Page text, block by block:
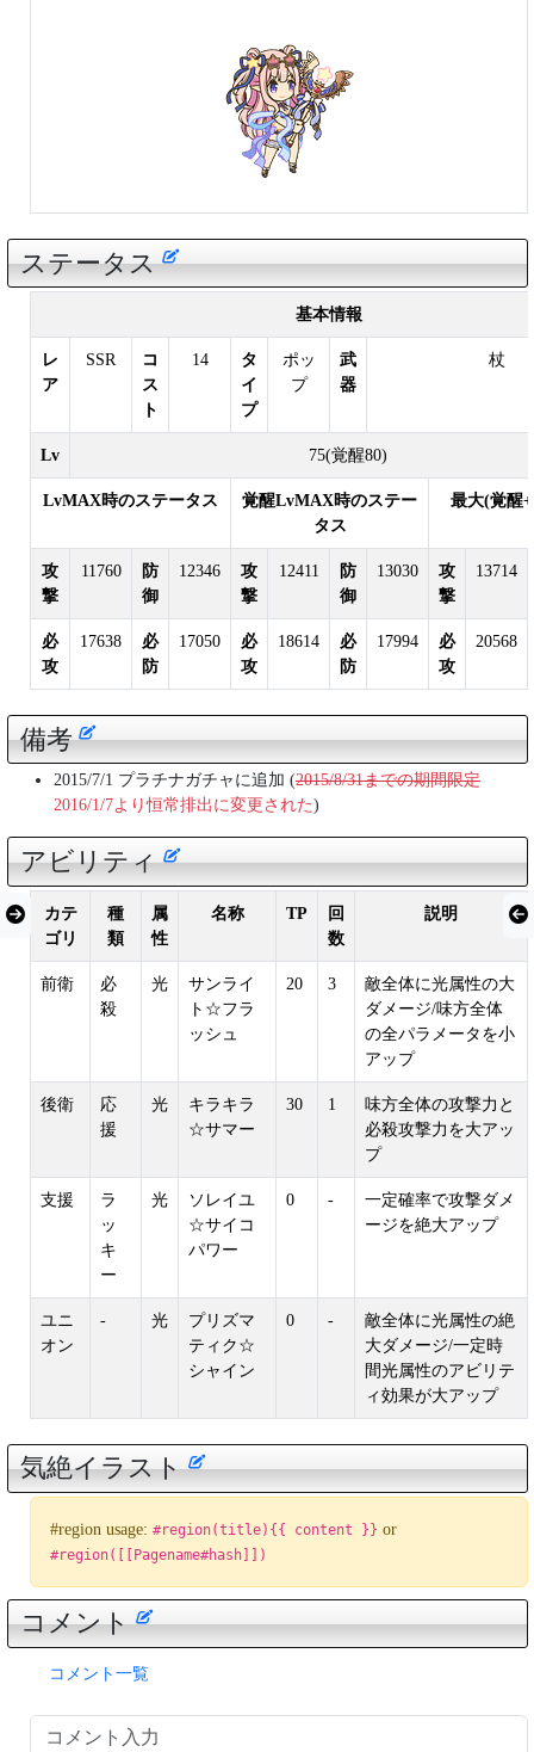
ステータス
基本情報
レ
ア
SSR
コ
ス
ト
14
タ
イ
プ
ポッ
プ
武
器
杖
Lv 75(覚醒80)
LvMAX時のステータス
覚醒LvMAX時のステー
タス
最大(覚醒
攻
撃
11760
防
御
12346
攻
撃
12411
防
御
13030
攻
撃
13714
必
攻
17638
必
防
17050
必
攻
18614
必
防
17994
必
攻
20568
備考
2015/7/1 プラチナガチャに追加 (2015/8/31までの期間限定
2016/1/7より恒常排出に変更された)
アビリティ
カテ
ゴリ
種
類
属
性
名称 TP
回
数
説明
前衛
必
殺
光
サンライ
ト☆フラ
ッシュ
20 3
敵全体に光属性の大
ダメージ/味方全体
の全パラメータを小
アップ
後衛
応
援
光
キラキラ
☆サマー
30 1
味方全体の攻撃力と
必殺攻撃力を大アッ
プ
支援
ラ
ッ
キ
ー
光
ソレイユ
☆サイコ
パワー
0 -
一定確率で攻撃ダメ
ージを絶大アップ
ユニ
オン
- 光
プリズマ
ティク☆
シャイン
0 -
敵全体に光属性の絶
大ダメージ/一定時
間光属性のアビリテ
ィ効果が大アップ
気絶イラスト
#region usage: #region(title){{ content }} or
#region([[Pagename#hash]])
コメント
コメント一覧